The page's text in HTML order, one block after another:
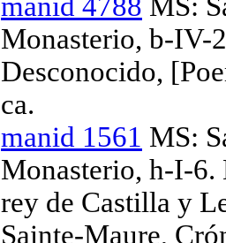
Monasterio, b-IV-
Desconocido,
ca.
manid 1561 MS:
Monasterio, h-I-6.
rey de Castilla y
Sainte-Maure,